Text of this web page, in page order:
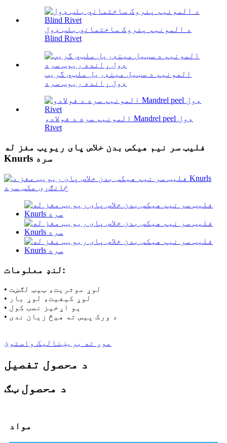
د المونیم پنروک ساختماني بلب ډول
Blind Rivet
المونیم د سټیل مینډریل ملټي گریپ
ډول ړانده ریوټ سره
المونیم سره د فولادو Mandrel peel ډول
Rivet
فلیټ سر نیم هیکس بدن خلاص پای ریویټ مغز له
Knurls سره
لنډ معلومات:
• لوړ موثریت، ټیټ لګښت
• لوړ کیفیت، لوړ بار
• یو اړخیز نصب کول
• د ورک پیس ته هیڅ زیان ندی
موږ ته بریښنالیک واستوئ
د محصول تفصیل
د محصول ټګ
مواد